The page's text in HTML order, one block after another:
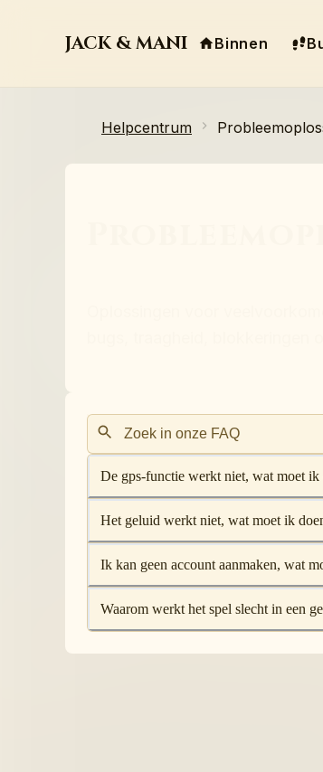
JACK & MANI Binnen
Helpcentrum
De gps-functie werkt niet, wat moet ik
Het geluid werkt niet, wat moet ik
Ik kan geen account aanmaken, wat
Waarom werkt het spel slecht in een